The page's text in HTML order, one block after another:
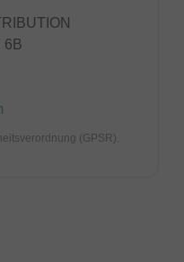
6B
(GPSR).